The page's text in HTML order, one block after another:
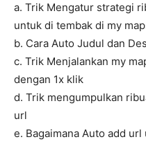
a. Trik Mengatur strategi
untuk di tembak di my
b. Cara Auto Judul dan
c. Trik Menjalankan my
dengan 1x klik
d. Trik mengumpulkan
url
e. Bagaimana Auto add url